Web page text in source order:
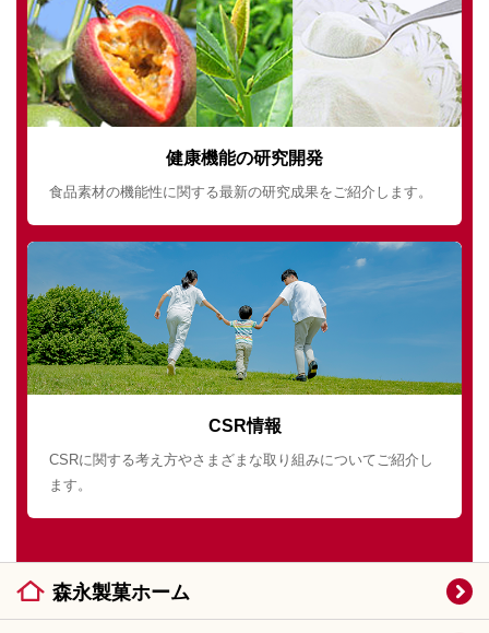
健康機能の研究開発
食品素材の機能性に関する最新の研究成果をご紹介します。
CSR情報
CSRに関する考え方やさまざまな取り組みについてご紹介し
ます。
森永製菓ホーム